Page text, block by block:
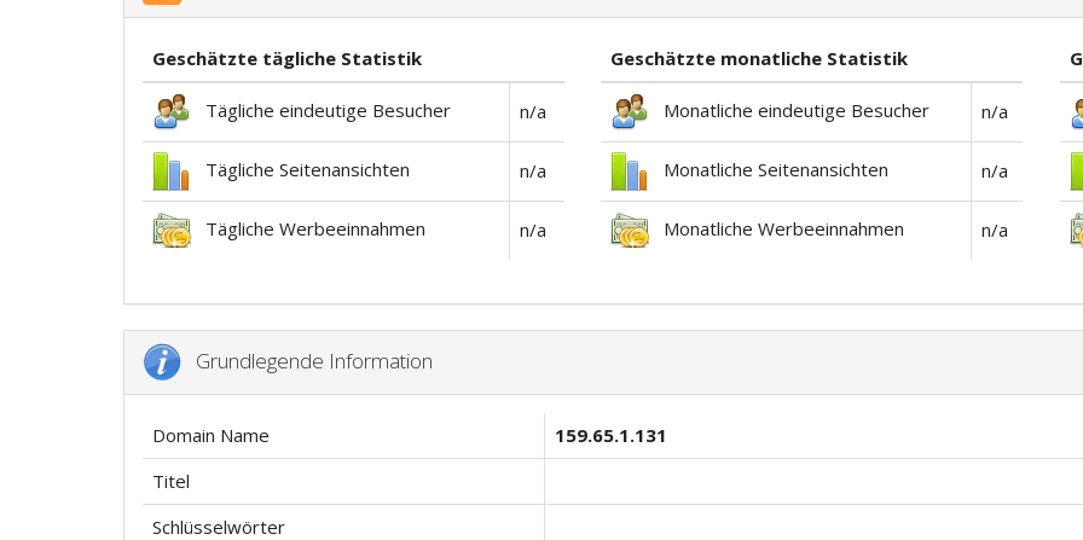
Geschätzte tägliche Statistik
Tägliche eindeutige Besucher n/a
Tägliche Seitenansichten n/a
Tägliche Werbeeinnahmen n/a
Geschätzte monatliche Statistik
Monatliche eindeutige Besucher n/a
Monatliche Seitenansichten n/a
Monatliche Werbeeinnahmen n/a
Grundlegende Information
Domain Name
159.65.1.131
Titel
Schlüsselwörter